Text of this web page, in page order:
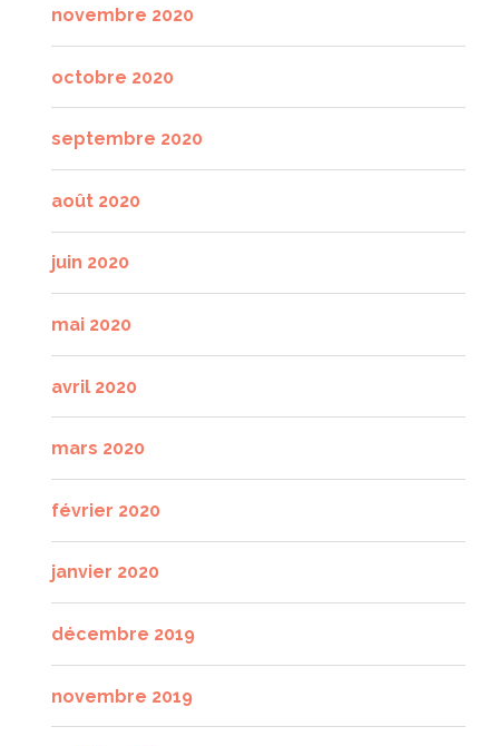
novembre 2020
octobre 2020
septembre 2020
août 2020
juin 2020
mai 2020
avril 2020
mars 2020
février 2020
janvier 2020
décembre 2019
novembre 2019